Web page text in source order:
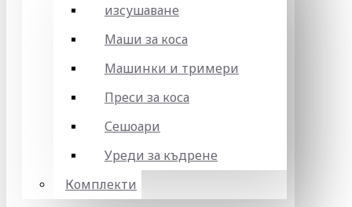
изсушаване
Маши за коса
Машинки и тримери
Преси за коса
Сешоари
Уреди за къдрене
Комплекти